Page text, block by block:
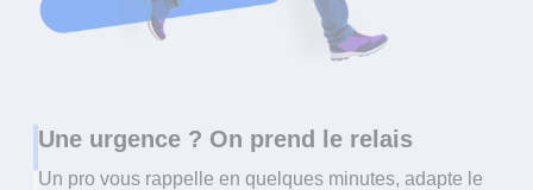
Une urgence ? On prend le relais
Un pro vous rappelle en quelques minutes, adapte le